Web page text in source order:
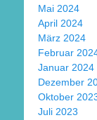
Mai 2024
April 2024
März 2024
Februar
Januar 2024
Dezember
Oktober
Juli 2023